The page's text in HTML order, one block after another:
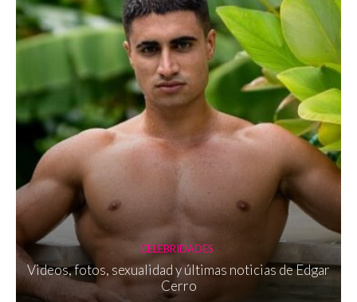
CELEBRIDADES
Videos, fotos, sexualidad y últimas noticias de Edgar
Cerro